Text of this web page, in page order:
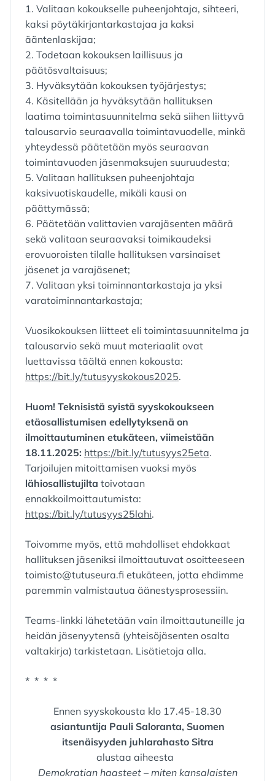
1. Valitaan kokoukselle puheenjohtaja, sihteeri,
kaksi pöytäkirjantarkastajaa ja kaksi
ääntenlaskijaa;
2. Todetaan kokouksen laillisuus ja
päätösvaltaisuus;
3. Hyväksytään kokouksen työjärjestys;
4. Käsitellään ja hyväksytään hallituksen
laatima toimintasuunnitelma sekä siihen liittyvä
talousarvio seuraavalla toimintavuodelle, minkä
yhteydessä päätetään myös seuraavan
toimintavuoden jäsenmaksujen suuruudesta;
5. Valitaan hallituksen puheenjohtaja
kaksivuotiskaudelle, mikäli kausi on
päättymässä;
6. Päätetään valittavien varajäsenten määrä
sekä valitaan seuraavaksi toimikaudeksi
erovuoroisten tilalle hallituksen varsinaiset
jäsenet ja varajäsenet;
7. Valitaan yksi toiminnantarkastaja ja yksi
varatoiminnantarkastaja;
Vuosikokouksen liitteet eli toimintasuunnitelma ja
talousarvio sekä muut materiaalit ovat
luettavissa täältä ennen kokousta:
https://bit.ly/tutusyyskokous2025.
Huom! Teknisistä syistä syyskokoukseen
etäosallistumisen edellytyksenä on
ilmoittautuminen etukäteen, viimeistään
18.11.2025: https://bit.ly/tutusyys25eta.
Tarjoilujen mitoittamisen vuoksi myös
lähiosallistujilta toivotaan
ennakkoilmoittautumista:
https://bit.ly/tutusyys25lahi.
Toivomme myös, että mahdolliset ehdokkaat
hallituksen jäseniksi ilmoittautuvat osoitteeseen
toimisto@tutuseura.fi etukäteen, jotta ehdimme
paremmin valmistautua äänestysprosessiin.
Teams-linkki lähetetään vain ilmoittautuneille ja
heidän jäsenyytensä (yhteisöjäsenten osalta
valtakirja) tarkistetaan. Lisätietoja alla.
* * * *
Ennen syyskokousta klo 17.45-18.30
asiantuntija Pauli Saloranta, Suomen
itsenäisyyden juhlarahasto Sitra
alustaa aiheesta
Demokratian haasteet – miten kansalaisten